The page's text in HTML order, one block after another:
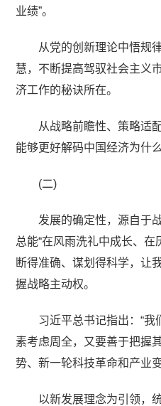
业绩”。
从党的创新理论中悟规
慧，不断提高驾驭社会主义
济工作的秘诀所在。
从战略前瞻性、策略适
能够更好解码中国经济为什
(二)
发展的确定性，源自于
总能“在风雨洗礼中成长、在
断得准确、谋划得科学，让
握战略主动权。
习近平总书记指出：“我
素考虑周全，又要善于把握
势、新一轮科技革命和产业
以新发展理念为引领，